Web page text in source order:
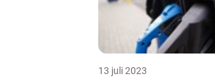
13 juli 2023